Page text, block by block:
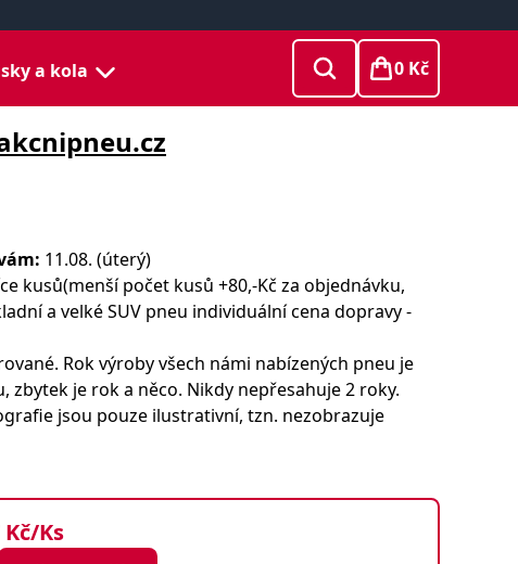
a kola 0 Kč
11.08. (úterý)
kusů(menší počet kusů +80,-Kč za objednávku,
a velké SUV pneu individuální cena dopravy -
Rok výroby všech námi nabízených pneu je
zbytek je rok a něco. Nikdy nepřesahuje 2 roky.
jsou pouze ilustrativní, tzn. nezobrazuje
Kč/Ks